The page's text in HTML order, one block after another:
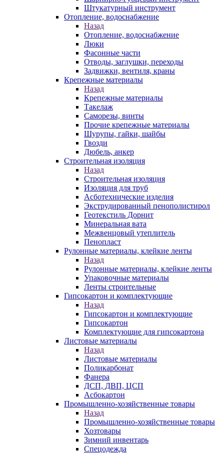
Штукатурный инструмент
Отопление, водоснабжение
Назад
Отопление, водоснабжение
Люки
Фасонные части
Отводы, заглушки, переходы
Задвижки, вентиля, краны
Крепежные материалы
Назад
Крепежные материалы
Такелаж
Саморезы, винты
Прочие крепежные материалы
Шурупы, гайки, шайбы
Гвозди
Дюбель, анкер
Строительная изоляция
Назад
Строительная изоляция
Изоляция для труб
Асботехнические изделия
Экструдированный пенополистирол
Геотекстиль Дорнит
Минеральная вата
Межвенцовый утеплитель
Пенопласт
Рулонные материалы, клейкие ленты
Назад
Рулонные материалы, клейкие ленты
Упаковочные материалы
Ленты строительные
Гипсокартон и комплектующие
Назад
Гипсокартон и комплектующие
Гипсокартон
Комплектующие для гипсокартона
Листовые материалы
Назад
Листовые материалы
Поликарбонат
Фанера
ДСП, ДВП, ЦСП
Асбокартон
Промышленно-хозяйственные товары
Назад
Промышленно-хозяйственные товары
Хозтовары
Зимний инвентарь
Спецодежда